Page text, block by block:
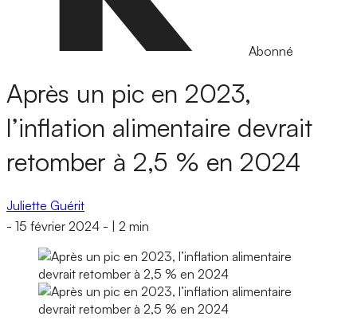
Abonné
Après un pic en 2023,
l’inflation alimentaire devrait
retomber à 2,5 % en 2024
Juliette Guérit
- 15 février 2024 - 2 min